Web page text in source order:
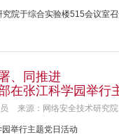
院于综合实验楼515会议室召
、同推进
在张江科学园举行
来源：网络安全技术研究院
举行主题党日活动